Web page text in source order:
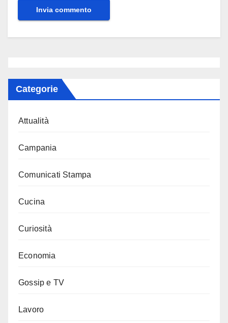
Categorie
Attualità
Campania
Comunicati Stampa
Cucina
Curiosità
Economia
Gossip e TV
Lavoro